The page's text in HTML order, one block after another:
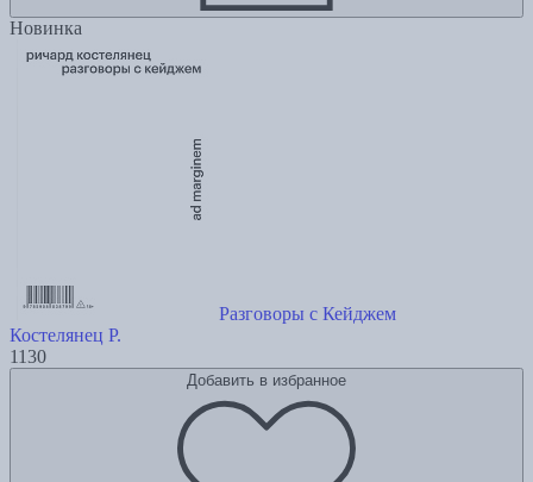
Новинка
Разговоры с Кейджем
Костелянец Р.
1130
Добавить в избранное